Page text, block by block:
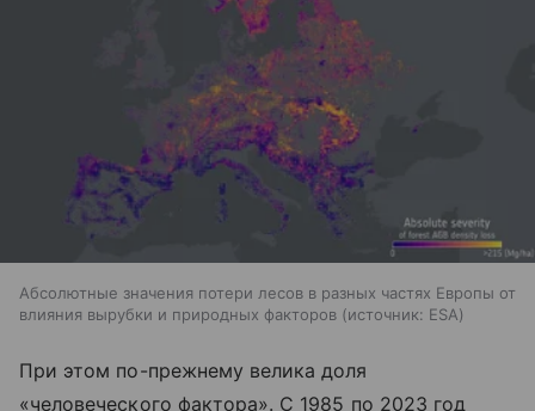
Абсолютные значения потери лесов в разных частях Европы от
влияния вырубки и природных факторов
источник: ESA
При этом по-прежнему велика доля
«человеческого фактора». С 1985 по 2023 год